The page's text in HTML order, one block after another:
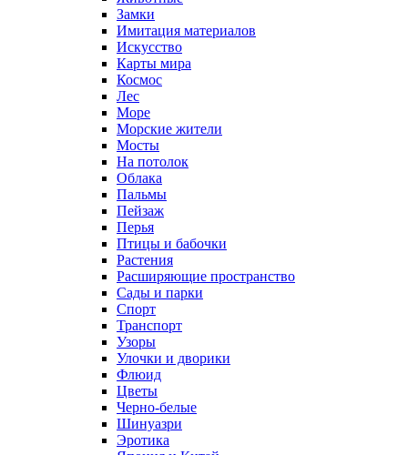
Замки
Имитация материалов
Искусство
Карты мира
Космос
Лес
Море
Морские жители
Мосты
На потолок
Облака
Пальмы
Пейзаж
Перья
Птицы и бабочки
Растения
Расширяющие пространство
Сады и парки
Спорт
Транспорт
Узоры
Улочки и дворики
Флюид
Цветы
Черно-белые
Шинуазри
Эротика